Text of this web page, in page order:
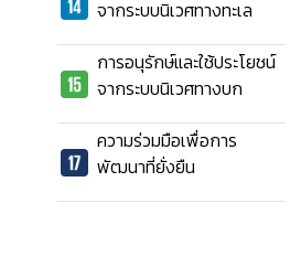
จากระบบนิเวศทางทะเล
การอนุรักษ์และใช้ประโยชน์
จากระบบนิเวศทางบก
ความร่วมมือเพื่อการ
พัฒนาที่ยั่งยืน